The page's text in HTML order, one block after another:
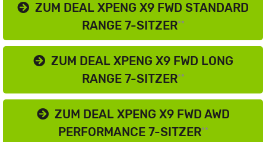
ZUM DEAL XPENG X9 FWD STANDARD
RANGE 7-SITZER**
ZUM DEAL XPENG X9 FWD LONG
RANGE 7-SITZER**
ZUM DEAL XPENG X9 FWD AWD
PERFORMANCE 7-SITZER**
Magazin Glossar Kontakt
Themen